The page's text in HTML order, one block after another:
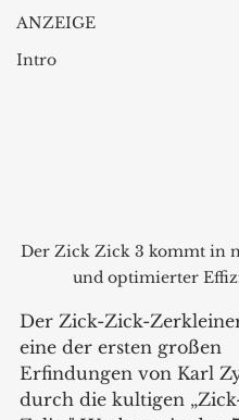
ANZEIGE
Intro
Der Zick Zick 3 kommt in
und optimierter
Der Zick-Zick-
eine der ersten großen
Erfindungen von Karl
durch die kultigen